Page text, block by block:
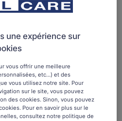
Dragon
-
à
dents
enfant
une expérience sur
vous offrir une meilleure
etc...) et des
vous utilisez notre site. Pour
sur le site, vous pouvez
des cookies. Sinon, vous pouvez
Pour en savoir plus sur le
consultez notre politique de